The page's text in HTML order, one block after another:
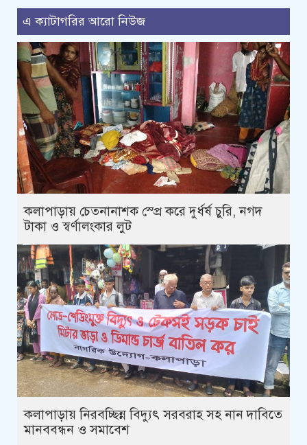
এ ক্যাটাগরির আরো নিউজ
কলাপাড়ায় চেতনানাশক স্প্রে করে দুর্ধর্ষ চুরি, নগদ
টাকা ও স্বর্ণালংকার লুট
কলাপাড়ায় নিরবচ্ছিন্ন বিদ্যুৎ সরবরাহ সহ নান দাবিতে
মানববন্ধন ও সমাবেশ